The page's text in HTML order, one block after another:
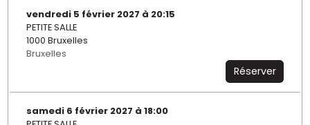
vendredi 5 février 2027 à 20:15
PETITE SALLE
1000 Bruxelles
Bruxelles
Réserver
samedi 6 février 2027 à 18:00